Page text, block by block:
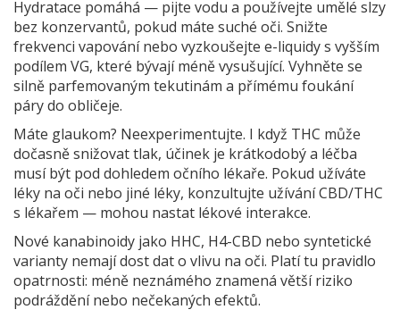
Hydratace pomáhá — pijte vodu a používejte umělé slzy
bez konzervantů, pokud máte suché oči. Snižte
frekvenci vapování nebo vyzkoušejte e-liquidy s vyšším
podílem VG, které bývají méně vysušující. Vyhněte se
silně parfemovaným tekutinám a přímému foukání
páry do obličeje.
Máte glaukom? Neexperimentujte. I když THC může
dočasně snižovat tlak, účinek je krátkodobý a léčba
musí být pod dohledem očního lékaře. Pokud užíváte
léky na oči nebo jiné léky, konzultujte užívání CBD/THC
s lékařem — mohou nastat lékové interakce.
Nové kanabinoidy jako HHC, H4-CBD nebo syntetické
varianty nemají dost dat o vlivu na oči. Platí tu pravidlo
opatrnosti: méně neznámého znamená větší riziko
podráždění nebo nečekaných efektů.